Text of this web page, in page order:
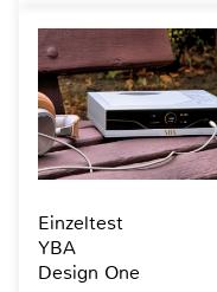
Einzeltest
YBA
Design One